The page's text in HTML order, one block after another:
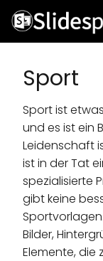
Sport
Sport ist
und es ist ein
Leidenschaft
ist in der Tat
spezialisierte
gibt keine
Bilder,
Elemente, die